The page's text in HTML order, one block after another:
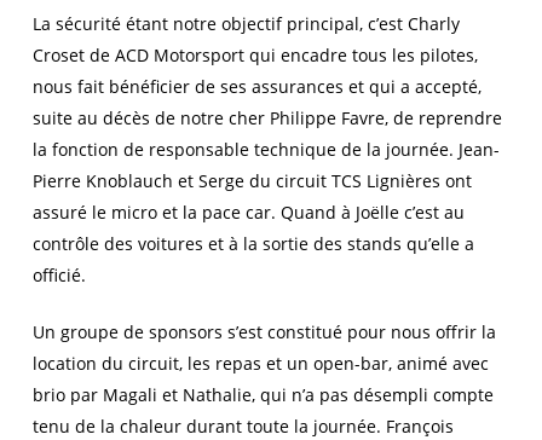
La sécurité étant notre objectif principal, c’est Charly
Croset de ACD Motorsport qui encadre tous les pilotes,
nous fait bénéficier de ses assurances et qui a accepté,
suite au décès de notre cher Philippe Favre, de reprendre
la fonction de responsable technique de la journée. Jean-
Pierre Knoblauch et Serge du circuit TCS Lignières ont
assuré le micro et la pace car. Quand à Joëlle c’est au
contrôle des voitures et à la sortie des stands qu’elle a
officié.
Un groupe de sponsors s’est constitué pour nous offrir la
location du circuit, les repas et un open-bar, animé avec
brio par Magali et Nathalie, qui n’a pas désempli compte
tenu de la chaleur durant toute la journée. François